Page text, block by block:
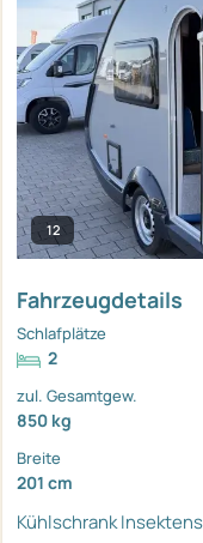
12
Fahrzeugdetails
Schlafplätze
2
zul. Gesamtgew.
850 kg
Breite
201 cm
Kühlschrank